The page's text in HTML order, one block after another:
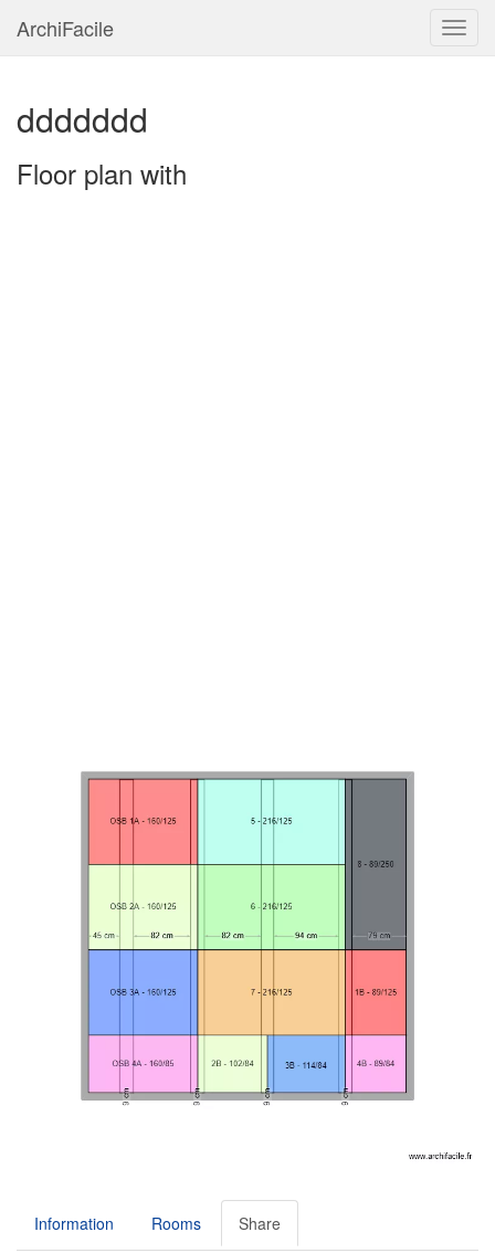
ArchiFacile
ddddddd
Floor plan with
Information Rooms Share